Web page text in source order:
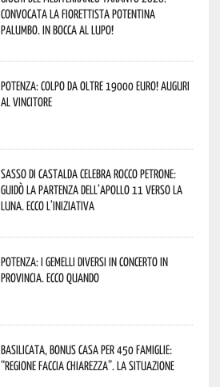
convocata la fiorettista potentina
Palumbo. In bocca al lupo!
Potenza: colpo da oltre 19000 Euro! Auguri
al vincitore
Sasso di Castalda celebra Rocco Petrone:
guidò la partenza dell’Apollo 11 verso la
Luna. Ecco l’iniziativa
Potenza: i Gemelli DiVersi in concerto in
provincia. Ecco quando
Basilicata, Bonus casa per 450 famiglie:
“Regione faccia chiarezza”. La situazione